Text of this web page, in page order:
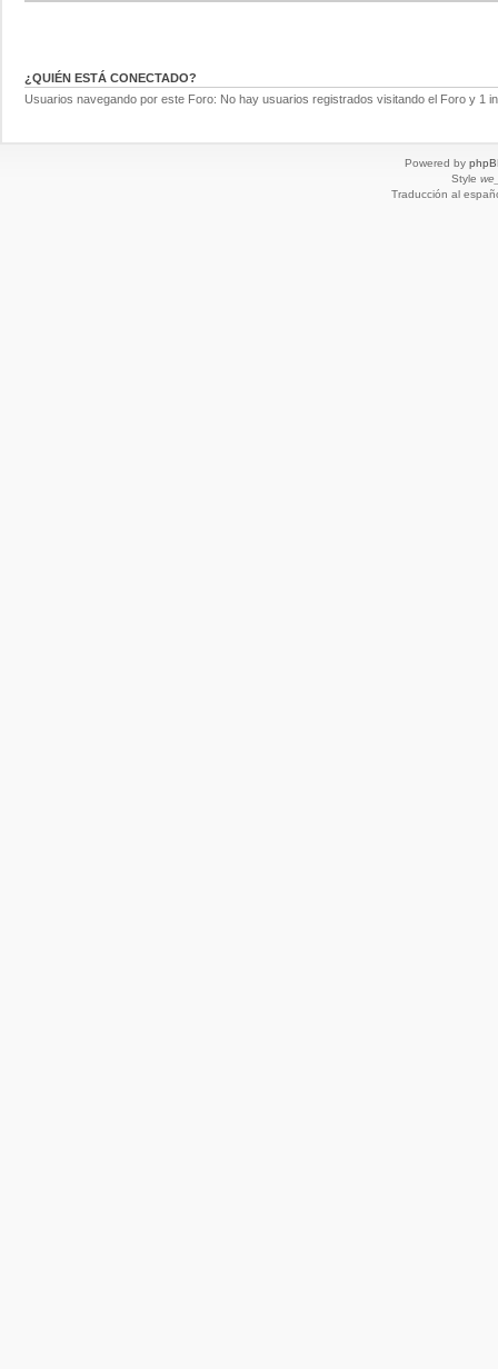
¿QUIÉN ESTÁ CONECTADO?
Usuarios navegando por este Foro: No hay usuarios registrados visitando el Foro y 1
Powered by
Style
Traducción al